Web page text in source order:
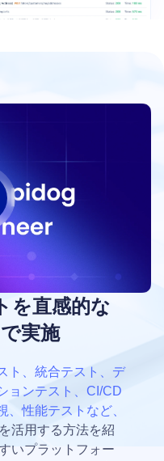
を直感的な
実施
ト、統合テスト、デ
ョンテスト、CI/CD
、性能テストなど、
活用する方法を紹
いプラットフォー